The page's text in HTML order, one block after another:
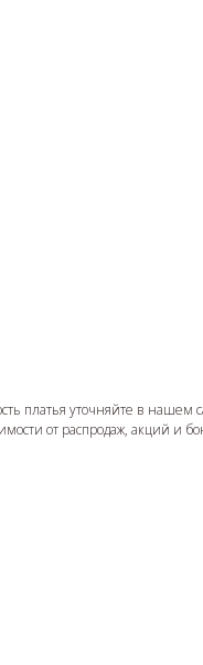
платья уточняйте в нашем
от распродаж, акций и